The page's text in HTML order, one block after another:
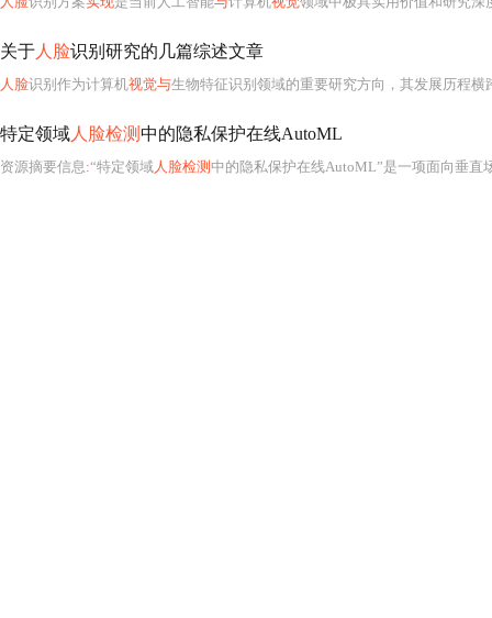
关于 人脸识别研究的几篇综述文章
人脸识别作为计算机视觉与生物特征识别领域的重要研究方向，其发展历程横跨数十年，从早期基于几何特征的手工
特定领域 人脸检测中的隐私保护在线AutoML
资源摘要信息:“特定领域人脸检测 中的隐私保护在线AutoML”是一项面向垂直